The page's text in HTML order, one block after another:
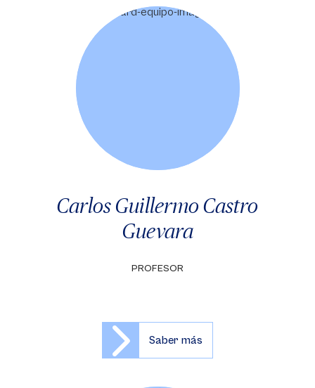
Carlos Guillermo Castro
Guevara
PROFESOR
Saber más